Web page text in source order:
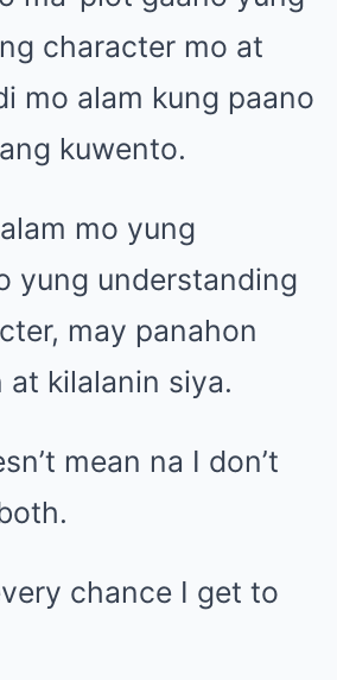
character mo at
mo alam kung paano
kuwento.
mo yung
yung understanding
may panahon
at kilalanin siya.
mean na I don’t
chance I get to